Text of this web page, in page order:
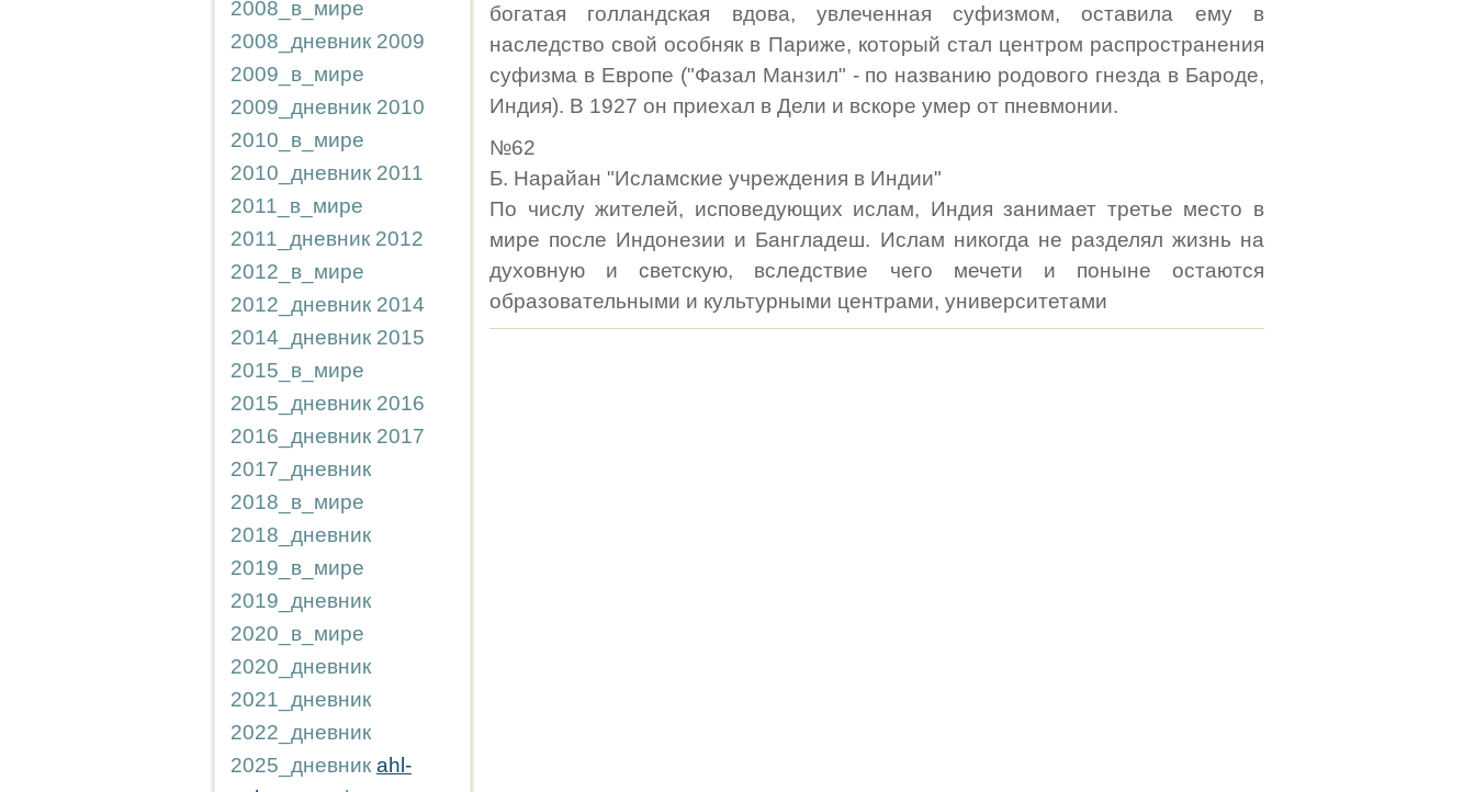
2008_в_мире
2008_дневник 2009
2009_в_мире
2009_дневник 2010
2010_в_мире
2010_дневник 2011
2011_в_мире
2011_дневник 2012
2012_в_мире
2012_дневник 2014
2014_дневник 2015
2015_в_мире
2015_дневник 2016
2016_дневник 2017
2017_дневник
2018_в_мире
2018_дневник
2019_в_мире
2019_дневник
2020_в_мире
2020_дневник
2021_дневник
2022_дневник
2025_дневник ahl-
богатая голландская вдова, увлеченная суфизмом, оставила ему в
наследство свой особняк в Париже, который стал центром распространения
суфизма в Европе ("Фазал Манзил" - по названию родового гнезда в Бароде,
Индия). В 1927 он приехал в Дели и вскоре умер от пневмонии.
№62
Б. Нарайан "Исламские учреждения в Индии"
По числу жителей, исповедующих ислам, Индия занимает третье место в
мире после Индонезии и Бангладеш. Ислам никогда не разделял жизнь на
духовную и светскую, вследствие чего мечети и поныне остаются
образовательными и культурными центрами, университетами